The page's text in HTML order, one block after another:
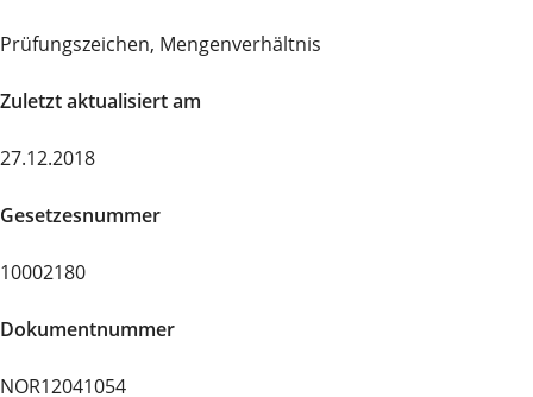
Prüfungszeichen, Mengenverhältnis
Zuletzt aktualisiert am
27.12.2018
Gesetzesnummer
10002180
Dokumentnummer
NOR12041054